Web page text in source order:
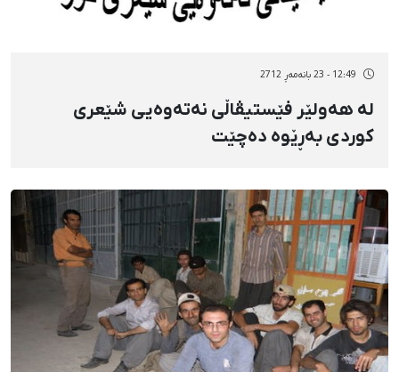
12:49 - 23 بانەمەڕ 2712
لە هەولێر فێستیڤاڵی نەتەوەیی شێعری
کوردی بەڕێوە دەچێت